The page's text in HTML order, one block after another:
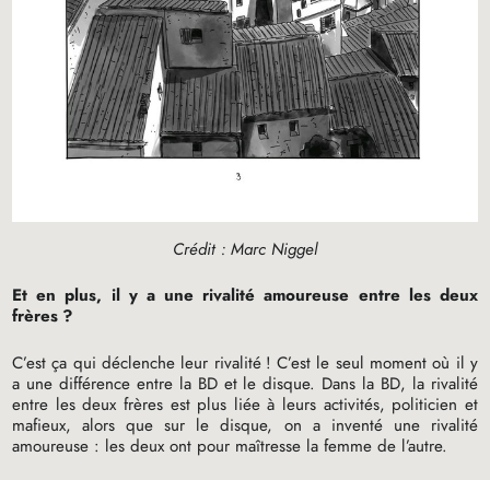
Crédit : Marc Niggel
Et en plus, il y a une rivalité amoureuse entre les deux
frères ?
C’est ça qui déclenche leur rivalité ! C’est le seul moment où il y
a une différence entre la BDet le disque. Dans la BD, la rivalité
entre les deux frères est plus liée à leurs activités, politicien et
mafieux, alors que sur le disque, on a inventé une rivalité
amoureuse : les deux ont pour maîtresse la femme de l’autre.